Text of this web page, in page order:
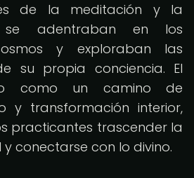
de la meditación y la
se adentraban en los
y exploraban las
su propia conciencia. El
como un camino de
y transformación interior,
practicantes trascender la
conectarse con lo divino.